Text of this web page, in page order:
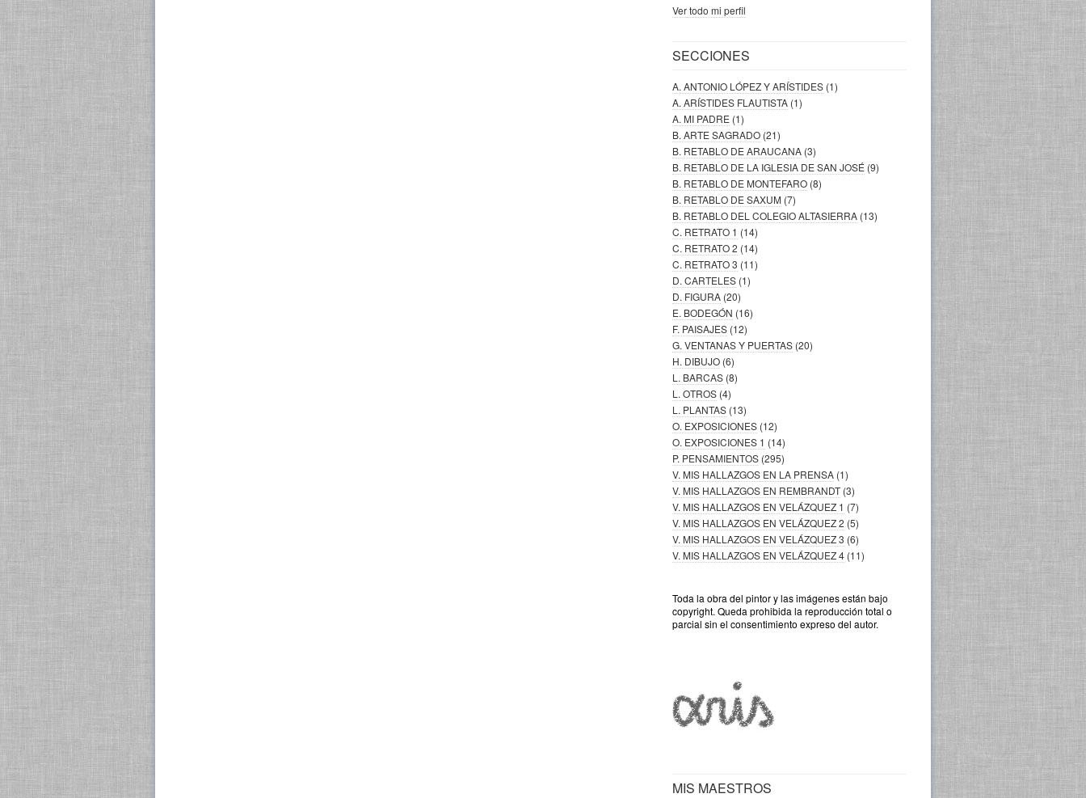
Ver todo mi perfil
SECCIONES
A. ANTONIO LÓPEZ Y ARÍSTIDES (1)
A. ARÍSTIDES FLAUTISTA (1)
A. MI PADRE (1)
B. ARTE SAGRADO (21)
B. RETABLO DE ARAUCANA (3)
B. RETABLO DE LA IGLESIA DE SAN JOSÉ (9)
B. RETABLO DE MONTEFARO (8)
B. RETABLO DE SAXUM (7)
B. RETABLO DEL COLEGIO ALTASIERRA (13)
C. RETRATO 1 (14)
C. RETRATO 2 (14)
C. RETRATO 3 (11)
D. CARTELES (1)
D. FIGURA (20)
E. BODEGÓN (16)
F. PAISAJES (12)
G. VENTANAS Y PUERTAS (20)
H. DIBUJO (6)
L. BARCAS (8)
L. OTROS (4)
L. PLANTAS (13)
O. EXPOSICIONES (12)
O. EXPOSICIONES 1 (14)
P. PENSAMIENTOS (295)
V. MIS HALLAZGOS EN LA PRENSA (1)
V. MIS HALLAZGOS EN REMBRANDT (3)
V. MIS HALLAZGOS EN VELÁZQUEZ 1 (7)
V. MIS HALLAZGOS EN VELÁZQUEZ 2 (5)
V. MIS HALLAZGOS EN VELÁZQUEZ 3 (6)
V. MIS HALLAZGOS EN VELÁZQUEZ 4 (11)
Toda la obra del pintor y las imágenes están bajo
copyright. Queda prohibida la reproducción total o
parcial sin el consentimiento expreso del autor.
MIS MAESTROS